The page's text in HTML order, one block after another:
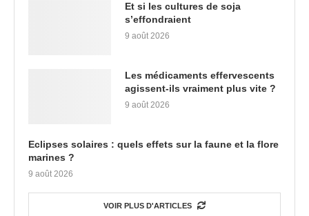
Et si les cultures de soja
s’effondraient
9 août 2026
Les médicaments effervescents
agissent-ils vraiment plus vite ?
9 août 2026
Eclipses solaires : quels effets sur la faune et la flore
marines ?
9 août 2026
VOIR PLUS D'ARTICLES